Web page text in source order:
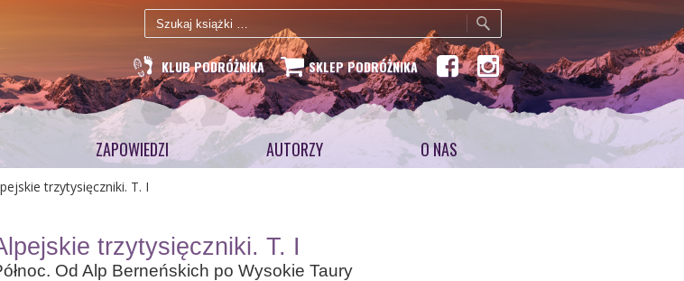
Szukaj:
KLUB PODRÓŻNIKA SKLEP PODRÓŻNIKA
ZAPOWIEDZI AUTORZY O NAS
trzytysięczniki. T. I
trzytysięczniki. T. I
Od Alp Berneńskich po Wysokie Taury